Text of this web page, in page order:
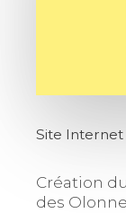
Site Internet
Création
des